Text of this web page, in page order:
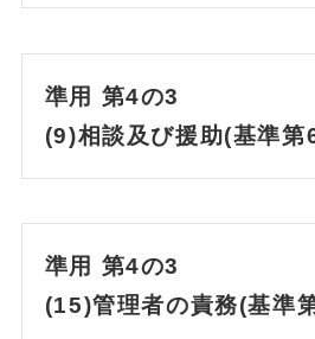
準用 第4の3
(9)相談及び援助(基準第
準用 第4の3
(15)管理者の責務(基準